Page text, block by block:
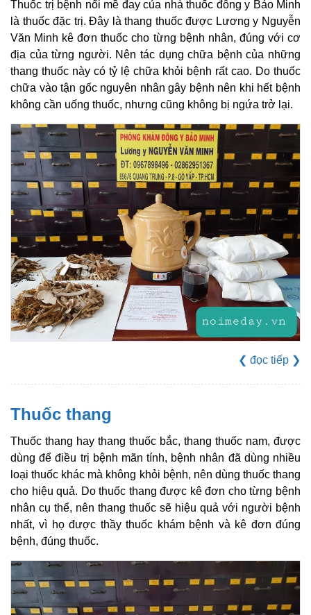
Thuốc trị bệnh nổi mề đay của nhà thuốc đông y Bảo Minh
là thuốc đặc trị. Đây là thang thuốc được Lương y Nguyễn
Văn Minh kê đơn thuốc cho từng bệnh nhân, đúng với cơ
địa của từng người. Nên tác dụng chữa bệnh của những
thang thuốc này có tỷ lệ chữa khỏi bệnh rất cao. Do thuốc
chữa vào tận gốc nguyên nhân gây bệnh nên khi hết bệnh
không cần uống thuốc, nhưng cũng không bị ngứa trở lại.
❮ đọc tiếp ❯
Thuốc thang
Thuốc thang hay thang thuốc bắc, thang thuốc nam, được
dùng để điều trị bệnh mãn tính, bệnh nhân đã dùng nhiều
loại thuốc khác mà không khỏi bệnh, nên dùng thuốc thang
cho hiệu quả. Do thuốc thang được kê đơn cho từng bệnh
nhân cụ thể, nên thang thuốc sẽ hiệu quả với người bệnh
nhất, vì họ được thầy thuốc khám bệnh và kê đơn đúng
bệnh, đúng thuốc.